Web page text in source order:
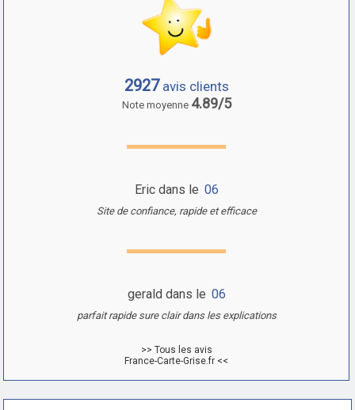
2927avis clients
Note moyenne 4.89/5
Eric dans le 06
Site de confiance, rapide et efficace
gerald dans le 06
parfait rapide sure clair dans les explications
>> Tous les avis
France-Carte-Grise.fr <<